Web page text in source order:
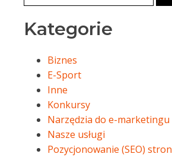
Kategorie
Biznes
E-Sport
Inne
Konkursy
Narzędzia do e-marketingu
Nasze usługi
Pozycjonowanie (SEO) stron